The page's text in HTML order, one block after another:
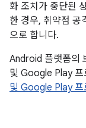
화 조치가 중단된
한 경우, 취약점 공
으로 합니다.
Android 플랫폼의
및 Google Play 프
및 Google Play 프